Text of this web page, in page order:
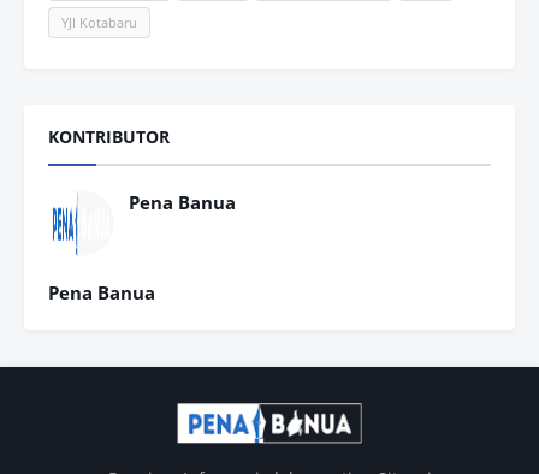
YJI Kotabaru
KONTRIBUTOR
Pena Banua
Pena Banua